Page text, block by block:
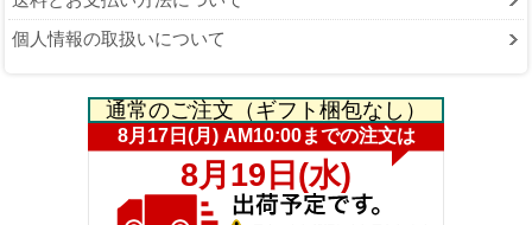
個人情報の取扱いについて
通常のご注文（ギフト梱包なし）